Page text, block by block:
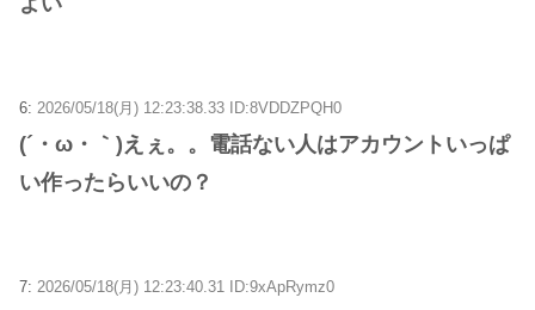
6: 2026/05/18(月) 12:23:38.33 ID:8VDDZPQH0
(´・ω・｀)えぇ。。電話ない人はアカウントいっぱ
い作ったらいいの？
7: 2026/05/18(月) 12:23:40.31 ID:9xApRymz0